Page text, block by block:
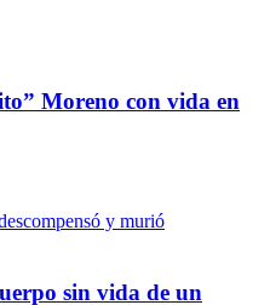
Moreno con vida en
sin vida de un